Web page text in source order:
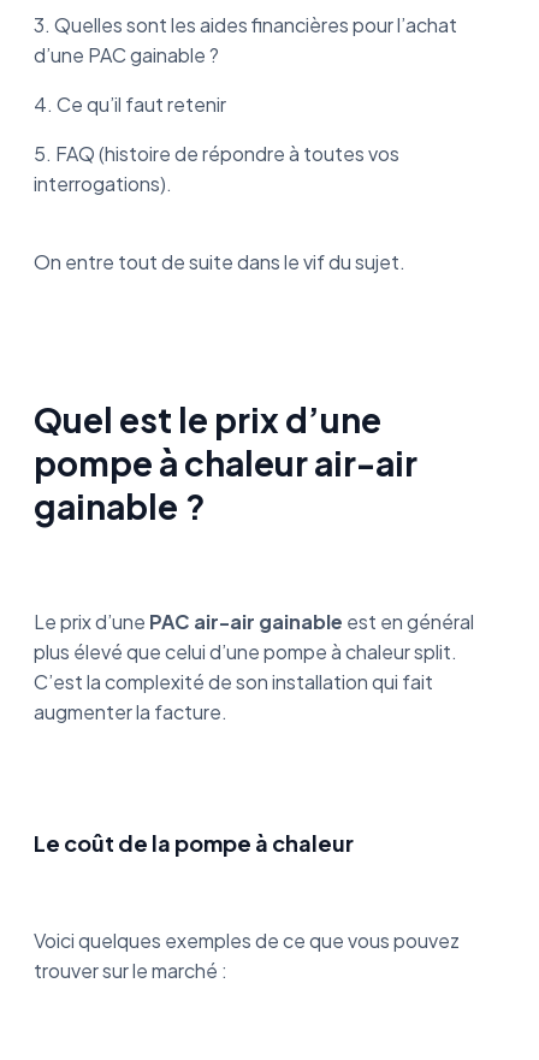
3. Quelles sont les aides financières pour l’achat
d’une PAC gainable ?
4. Ce qu’il faut retenir
5. FAQ (histoire de répondre à toutes vos
interrogations).
On entre tout de suite dans le vif du sujet.
Quel est le prix d’une
pompe à chaleur air-air
gainable ?
Le prix d’une PAC air-air gainable est en général
plus élevé que celui d’une pompe à chaleur split.
C’est la complexité de son installation qui fait
augmenter la facture.
Le coût de la pompe à chaleur
Voici quelques exemples de ce que vous pouvez
trouver sur le marché :